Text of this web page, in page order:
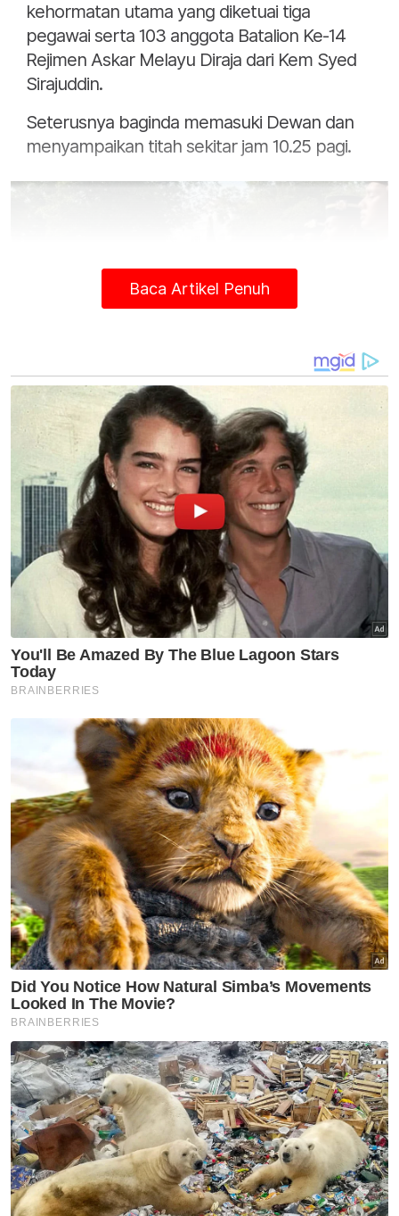
kehormatan utama yang diketuai tiga
pegawai serta 103 anggota Batalion Ke-14
Rejimen Askar Melayu Diraja dari Kem Syed
Sirajuddin.
Seterusnya baginda memasuki Dewan dan
menyampaikan titah sekitar jam 10.25 pagi.
Tuanku Muhriz memeriksa kawalan kehormatan pada majlis
Istiadat Pembukaan Persidangan DUN Negeri Sembilan.
Terdahulu baginda yang dilihat keluar dari
Istana Hinggap di sini menaiki kenderaan
sempat melambai tangan kepada kumpulan
Sekretariat Sokongan dan Taat Setia kepada
Yang di-Pertuan Besar Negeri Sembilan dan
Menteri Besar yang berada di tepi jalan.
Kumpulan tersebut sebelum itu
menyerahkan Memorandum Sokongan dan
Taat Setia Anak Waris, Ibu Soko, Buapak,
Lembaga ADAT Luak Nan 4 ke atas baginda.
Artikel Berkaitan:
Empat Undang, Tunku Besar Tampin umum tidak
hadir, mahu perasmian DUN NS ditangguh
Undang Sungei Ujong tidak terima jemputan hadir
Sidang DUN esok
Krisis di negeri beradat
DKU perlu bersidang semula - Peguam
Krisis takhta NS: Hari kedua masih buntu
Polis NS hormati adat perpatih, nasihat rakyat
bertenang
Baca Artikel Penuh